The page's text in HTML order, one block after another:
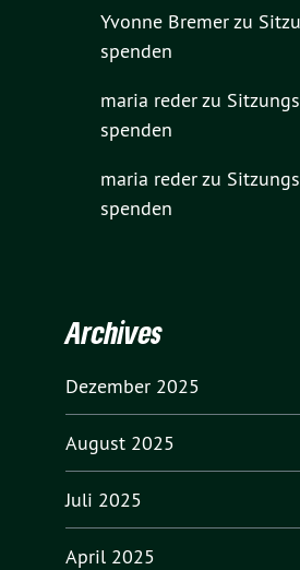
Yvonne Bremerzu
spenden
maria rederzu
spenden
maria rederzu
spenden
Archives
Dezember 2025
August 2025
Juli 2025
April 2025